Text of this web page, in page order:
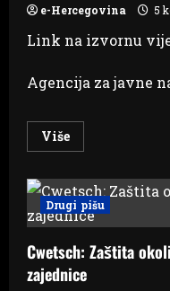
e-Hercegovina 5
Link na izvornu
Agencija za javne
VišeRead
more
DOBRO,
BOSNO
I
HERCEGOVINO:
Gornja
Drina,
Ceste
i
Drugi pišu
Cwetsch: Zaštita
zajednice